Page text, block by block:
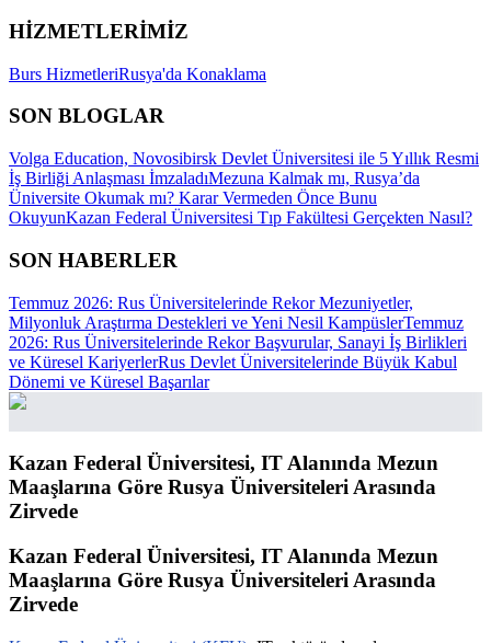
HİZMETLERİMİZ
Burs HizmetleriRusya'da Konaklama
SON BLOGLAR
Volga Education, Novosibirsk Devlet Üniversitesi ile 5 Yıllık Resmi
İş Birliği Anlaşması İmzaladıMezuna Kalmak mı, Rusya’da
Üniversite Okumak mı? Karar Vermeden Önce Bunu
OkuyunKazan Federal Üniversitesi Tıp Fakültesi Gerçekten Nasıl?
SON HABERLER
Temmuz 2026: Rus Üniversitelerinde Rekor Mezuniyetler,
Milyonluk Araştırma Destekleri ve Yeni Nesil KampüslerTemmuz
2026: Rus Üniversitelerinde Rekor Başvurular, Sanayi İş Birlikleri
ve Küresel KariyerlerRus Devlet Üniversitelerinde Büyük Kabul
Dönemi ve Küresel Başarılar
Kazan Federal Üniversitesi, IT Alanında Mezun
Maaşlarına Göre Rusya Üniversiteleri Arasında
Zirvede
Kazan Federal Üniversitesi, IT Alanında Mezun
Maaşlarına Göre Rusya Üniversiteleri Arasında
Zirvede